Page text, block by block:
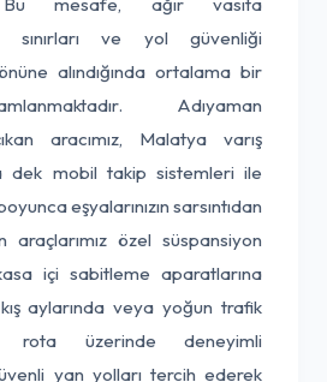
sınırları ve yol güvenliği
alındığında ortalama bir
Adıyaman
aracımız, Malatya varış
dek mobil takip sistemleri ile
eşyalarınızın sarsıntıdan
araçlarımız özel süspansiyon
içi sabitleme aparatlarına
aylarında veya yoğun trafik
rota üzerinde deneyimli
yan yolları tercih ederek